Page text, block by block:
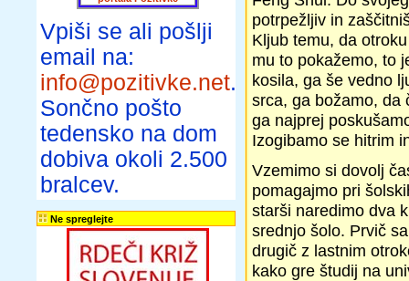
Vpiši se ali pošlji
email na:
info@pozitivke.net.
Sončno pošto
tedensko na dom
dobiva okoli 2.500
bralcev.
Ne spreglejte
potrpežljiv in
Kljub temu, da
mu to pokažemo, to
kosila, ga še vedno
srca, ga božamo, da
ga najprej
Izogibamo se hitrim
Vzemimo si dovolj
pomagajmo pri
starši naredimo dva
srednjo šolo. Prvič
drugič z lastnim
kako gre študij na